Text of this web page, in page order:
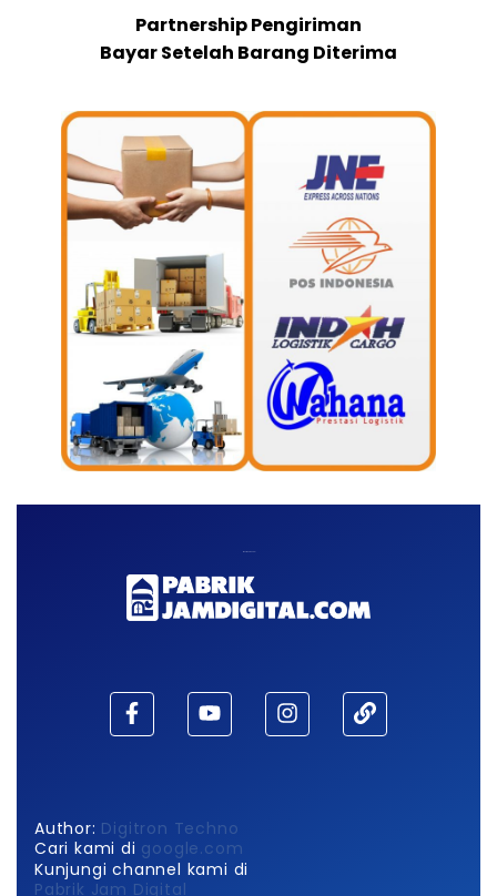
Partnership Pengiriman
Bayar Setelah Barang Diterima
Author: Digitron Techno
Cari kami di google.com
Kunjungi channel kami di
Pabrik Jam Digital